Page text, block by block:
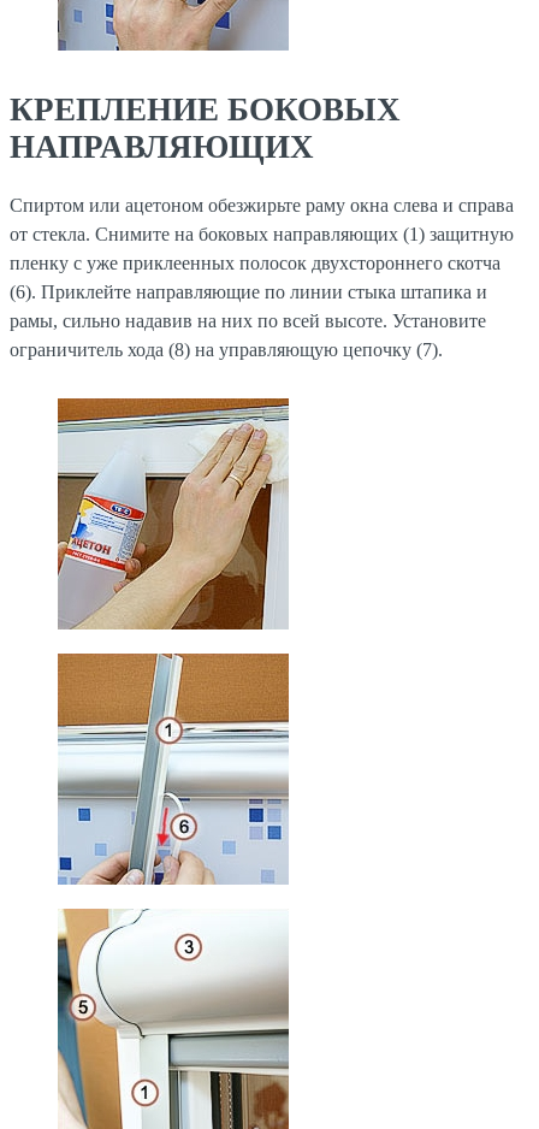
КРЕПЛЕНИЕ БОКОВЫХ
НАПРАВЛЯЮЩИХ
Спиртом или ацетоном обезжирьте раму окна слева и справа
от стекла. Снимите на боковых направляющих (1) защитную
пленку с уже приклеенных полосок двухстороннего скотча
(6). Приклейте направляющие по линии стыка штапика и
рамы, сильно надавив на них по всей высоте. Установите
ограничитель хода (8) на управляющую цепочку (7).